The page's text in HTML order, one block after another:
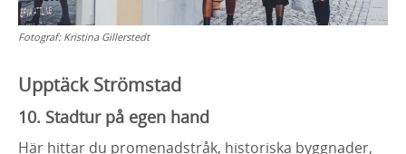
Fotograf: Kristina Gillerstedt
Upptäck Strömstad
10. Stadtur på egen hand
Här hittar du promenadstråk, historiska byggnader,